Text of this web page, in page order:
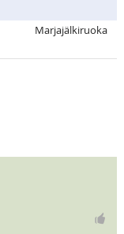
Marjajälkiruoka